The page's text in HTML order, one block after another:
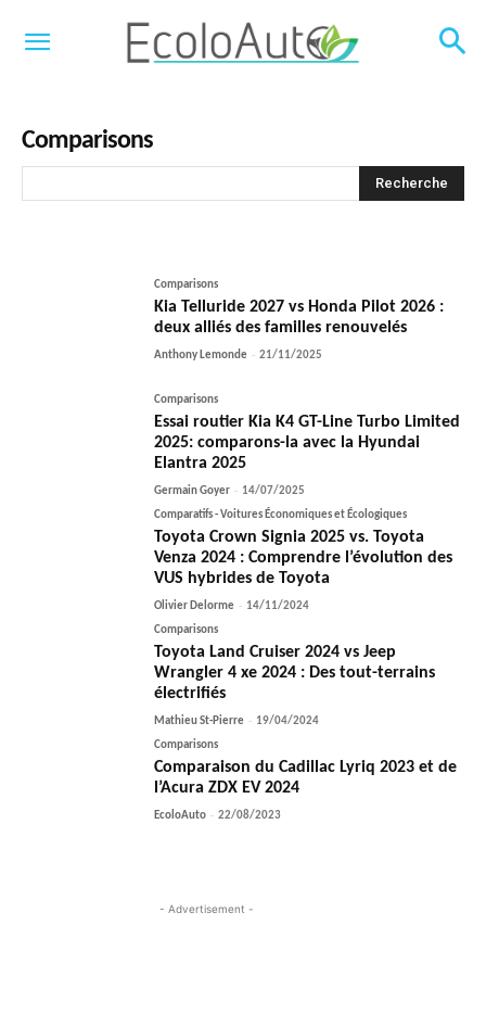
Comparisons
Recherche
Comparisons
Kia Telluride 2027 vs Honda Pilot 2026 :
deux alliés des familles renouvelés
Anthony Lemonde - 21/11/2025
Comparisons
Essai routier Kia K4 GT-Line Turbo Limited
2025: comparons-la avec la Hyundai
Elantra 2025
Germain Goyer - 14/07/2025
Comparatifs - Voitures Économiques et Écologiques
Toyota Crown Signia 2025 vs. Toyota
Venza 2024 : Comprendre l’évolution des
VUS hybrides de Toyota
Olivier Delorme - 14/11/2024
Comparisons
Toyota Land Cruiser 2024 vs Jeep
Wrangler 4 xe 2024 : Des tout-terrains
électrifiés
Mathieu St-Pierre - 19/04/2024
Comparisons
Comparaison du Cadillac Lyriq 2023 et de
l’Acura ZDX EV 2024
EcoloAuto - 22/08/2023
- Advertisement -